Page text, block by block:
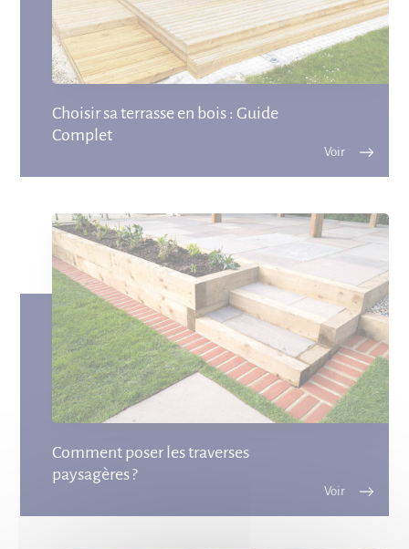
Choisir sa terrasse en bois : Guide
Complet
Comment poser les traverses
paysagères ?